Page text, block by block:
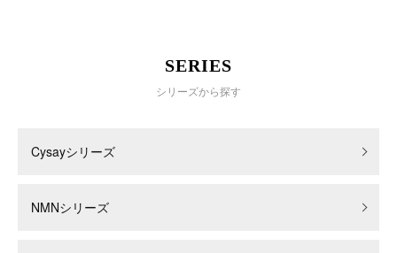
SERIES
シリーズから探す
Cysayシリーズ
NMNシリーズ